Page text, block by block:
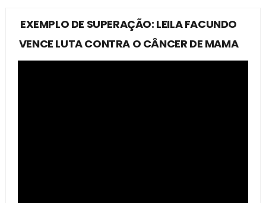
EXEMPLO DE SUPERAÇÃO: LEILA FACUNDO
VENCE LUTA CONTRA O CÂNCER DE MAMA